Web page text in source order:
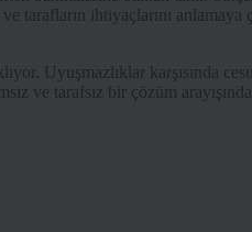
ihtiyaçlarını anlamaya
Uyuşmazlıklar karşısında
ve tarafsız bir çözüm